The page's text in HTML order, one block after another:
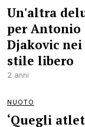
Un'altra
per Antonio
Djakovic nei
stile libero
2 anni
NUOTO
‘Quegli